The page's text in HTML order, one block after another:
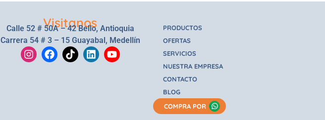
Visitanos
Calle 52 # 50A – 42 Bello, Antioquia
Carrera 54 # 3 – 15 Guayabal, Medellín
PRODUCTOS
OFERTAS
SERVICIOS
NUESTRA EMPRESA
CONTACTO
BLOG
COMPRA POR